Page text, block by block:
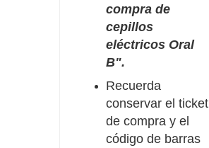
compra de
cepillos
eléctricos Oral
B".
Recuerda
conservar el ticket
de compra y el
código de barras